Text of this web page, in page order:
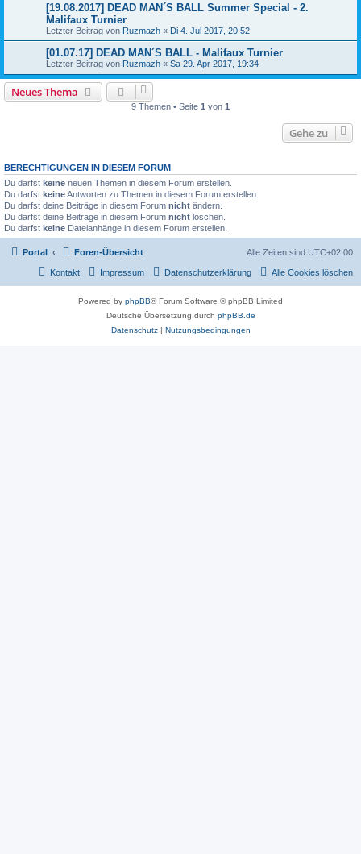
[19.08.2017] DEAD MAN´S BALL Summer Special - 2.
Malifaux Turnier
Letzter Beitrag von Ruzmazh « Di 4. Jul 2017, 20:52
[01.07.17] DEAD MAN´S BALL - Malifaux Turnier
Letzter Beitrag von Ruzmazh « Sa 29. Apr 2017, 19:34
Neues Thema
9 Themen • Seite 1 von 1
Gehe zu
BERECHTIGUNGEN IN DIESEM FORUM
Du darfst keine neuen Themen in diesem Forum erstellen.
Du darfst keineAntworten zu Themen in diesem Forum erstellen.
Du darfst deine Beiträge in diesem Forum nicht ändern.
Du darfst deine Beiträge in diesem Forum nicht löschen.
Du darfst keine Dateianhänge in diesem Forum erstellen.
Portal Foren-Übersicht Alle Zeiten sind UTC+02:00
Alle Cookies löschen
Datenschutzerklärung
Impressum
Kontakt
Powered by phpBB® Forum Software © phpBB Limited
Deutsche Übersetzung durch phpBB.de
Datenschutz| Nutzungsbedingungen